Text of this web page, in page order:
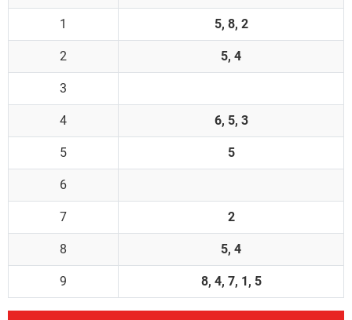
1 5, 8, 2
2 5, 4
3
4 6, 5, 3
5 5
6
7 2
8 5, 4
9 8, 4, 7, 1, 5